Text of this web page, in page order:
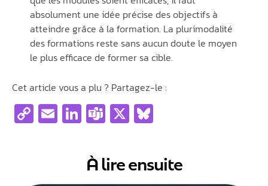
absolument une idée précise des objectifs à
atteindre grâce à la formation. La plurimodalité
des formations reste sans aucun doute le moyen
le plus efficace de former sa cible.
Cet article vous a plu ? Partagez-le :
Copy
Link
EmailLinkedIn
Teams
X
À lire ensuite